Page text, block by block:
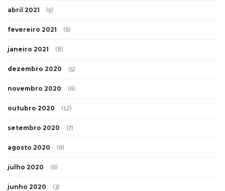
abril 2021 (5)
fevereiro 2021 (6)
janeiro 2021 (8)
dezembro 2020 (5)
novembro 2020 (6)
outubro 2020 (12)
setembro 2020 (7)
agosto 2020 (6)
julho 2020 (6)
junho 2020 (3)